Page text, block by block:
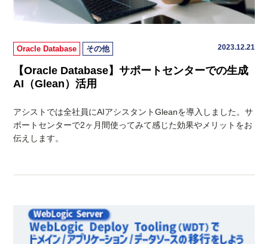
Oracle Database その他 2023.12.21
【Oracle Database】サポートセンターでの生成
AI（Glean）活用
アシストでは全社員にAIアシスタントGleanを導入しました。サ
ポートセンターで2ヶ月間使ってみて感じた効果やメリットをお
伝えします。